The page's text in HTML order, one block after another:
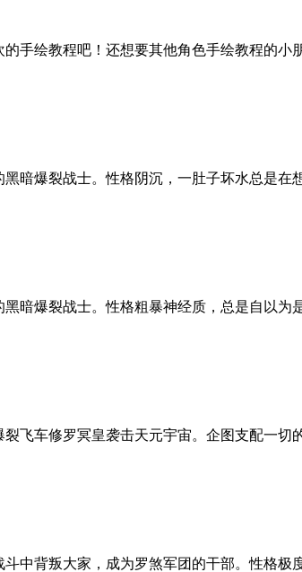
手绘教程吧！还想要其他角色手绘教程的小
暗爆裂战士。性格阴沉，一肚子坏水总是在
暗爆裂战士。性格粗暴神经质，总是自以为
飞车修罗冥皇袭击天元宇宙。企图支配一切
中背叛大家，成为罗煞军团的干部。性格极